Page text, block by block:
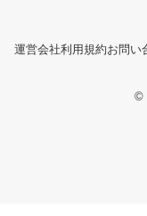
運営会社利用規約お問い
©